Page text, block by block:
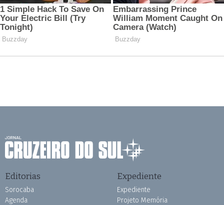
Editorias
Sorocaba
Agenda
Expediente
Expediente
Projeto Memória